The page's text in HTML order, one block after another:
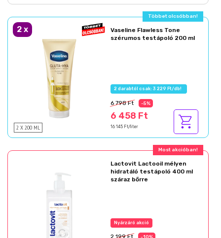
Többet olcsóbban!
2 x
2 X 200 ML
Vaseline Flawless Tone
szérumos testápoló 200 ml
2 darabtól csak: 3 229 Ft/db!
6 798 Ft -5%
6 458 Ft
16 145 Ft/liter
Most akcióban!
Lactovit Lactooil mélyen
hidratáló testápoló 400 ml
száraz bőrre
Nyárzáró akció
2 199 Ft